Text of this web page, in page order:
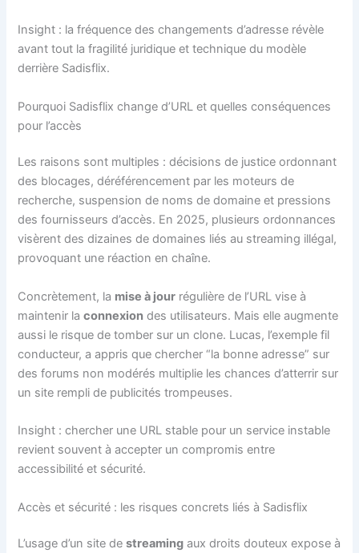
Insight : la fréquence des changements d’adresse révèle
avant tout la fragilité juridique et technique du modèle
derrière Sadisflix.
Pourquoi Sadisflix change d’URL et quelles conséquences
pour l’accès
Les raisons sont multiples : décisions de justice ordonnant
des blocages, déréférencement par les moteurs de
recherche, suspension de noms de domaine et pressions
des fournisseurs d’accès. En 2025, plusieurs ordonnances
visèrent des dizaines de domaines liés au streaming illégal,
provoquant une réaction en chaîne.
Concrètement, la mise à jour régulière de l’URL vise à
maintenir laconnexion des utilisateurs. Mais elle augmente
aussi le risque de tomber sur un clone. Lucas, l’exemple fil
conducteur, a appris que chercher “la bonne adresse” sur
des forums non modérés multiplie les chances d’atterrir sur
un site rempli de publicités trompeuses.
Insight : chercher une URL stable pour un service instable
revient souvent à accepter un compromis entre
accessibilité et sécurité.
Accès et sécurité : les risques concrets liés à Sadisflix
L’usage d’un site destreaming aux droits douteux expose à